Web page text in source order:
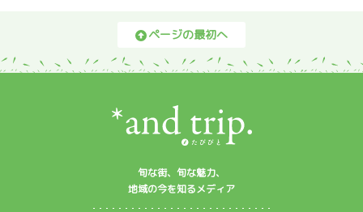
ページの最初へ
旬な街、旬な魅力、
地域の今を知るメディア